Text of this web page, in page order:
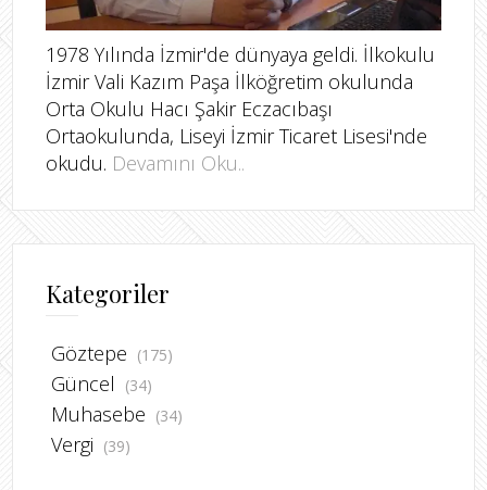
1978 Yılında İzmir'de dünyaya geldi. İlkokulu
İzmir Vali Kazım Paşa İlköğretim okulunda
Orta Okulu Hacı Şakir Eczacıbaşı
Ortaokulunda, Liseyi İzmir Ticaret Lisesi'nde
okudu. Devamını Oku..
Kategoriler
Göztepe (175)
Güncel (34)
Muhasebe (34)
Vergi (39)